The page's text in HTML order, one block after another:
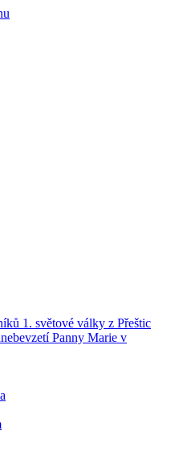
1. světové války z Přeštic
Panny Marie v